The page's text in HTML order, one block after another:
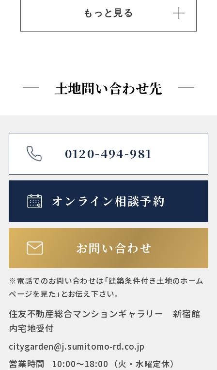
11,800万円 ～ 12,400万
円
目
交通
橋」駅徒歩5分
小田急小田原線「経堂」
駅徒歩18分
29分
総区画数 2区画
土地面積 98.66㎡（2区画とも）
もっと見る
土地問い合わせ先
0120-494-981
オンライン相談予約
お問い合わせ
※電話でのお問い合わせは「建築条件付き土地のホーム
ページを見た」とお伝え下さい。
住友不動産総合マンションギャラリー 新宿館
内宅地受付
citygarden@j.sumitomo-rd.co.jp
営業時間 10:00〜18:00 （火・水曜定休）